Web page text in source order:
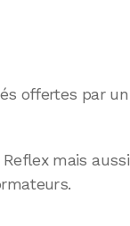
offertes par un
mais aussi